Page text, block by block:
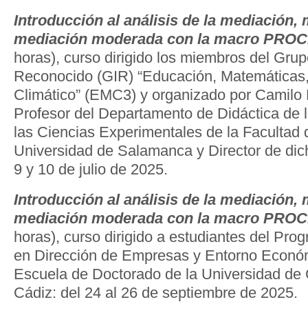
Introducción al análisis de la mediación,
mediación moderada con la macro
horas), curso dirigido los miembros del
Reconocido (GIR) “Educación,
Climático” (EMC3) y organizado por Camilo
Profesor del Departamento de Didáctica de
las Ciencias Experimentales de la Facultad
Universidad de Salamanca y Director de
9 y 10 de julio de 2025.
Introducción al análisis de la mediación,
mediación moderada con la macro
horas), curso dirigido a estudiantes del
en Dirección de Empresas y Entorno
Escuela de Doctorado de la Universidad de
Cádiz: del 24 al 26 de septiembre de 2025.